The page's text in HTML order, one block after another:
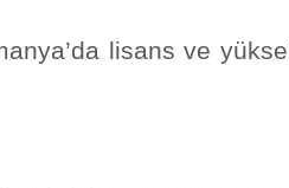
lisans ve